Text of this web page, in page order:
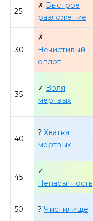
25
✗ Быстрое
разложение
30
✗
Нечистивый
оплот
35
✓ Воля
мертвых
40
?Хватка
мертвых
45
✓
Ненасытность
50 ?Чистилище